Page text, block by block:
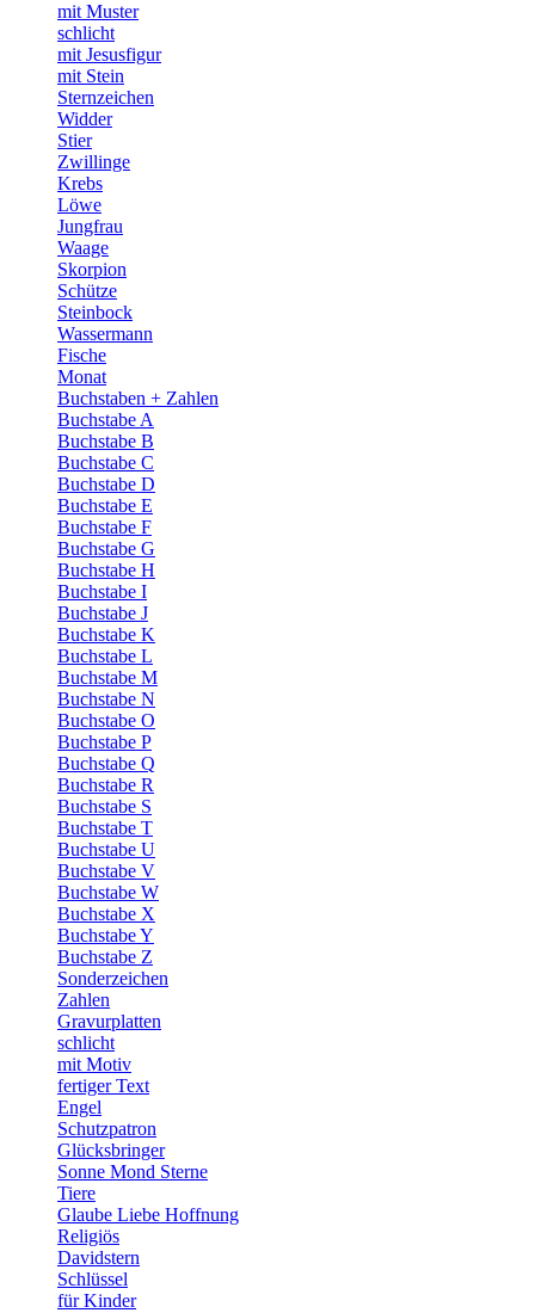
mit Muster
schlicht
mit Jesusfigur
mit Stein
Sternzeichen
Widder
Stier
Zwillinge
Krebs
Löwe
Jungfrau
Waage
Skorpion
Schütze
Steinbock
Wassermann
Fische
Monat
Buchstaben + Zahlen
Buchstabe A
Buchstabe B
Buchstabe C
Buchstabe D
Buchstabe E
Buchstabe F
Buchstabe G
Buchstabe H
Buchstabe I
Buchstabe J
Buchstabe K
Buchstabe L
Buchstabe M
Buchstabe N
Buchstabe O
Buchstabe P
Buchstabe Q
Buchstabe R
Buchstabe S
Buchstabe T
Buchstabe U
Buchstabe V
Buchstabe W
Buchstabe X
Buchstabe Y
Buchstabe Z
Sonderzeichen
Zahlen
Gravurplatten
schlicht
mit Motiv
fertiger Text
Engel
Schutzpatron
Glücksbringer
Sonne Mond Sterne
Tiere
Glaube Liebe Hoffnung
Religiös
Davidstern
Schlüssel
für Kinder